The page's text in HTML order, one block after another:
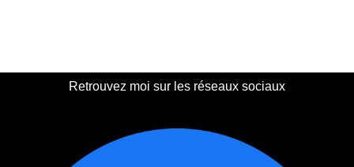
Retrouvez moi sur les réseaux sociaux